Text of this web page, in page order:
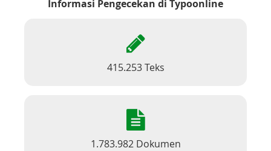
Informasi Pengecekan di Typoonline
415.253 Teks
1.783.982 Dokumen